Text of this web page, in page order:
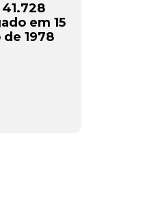
em 15
1978